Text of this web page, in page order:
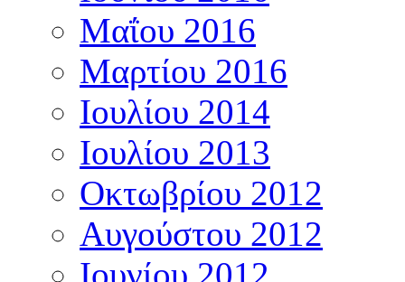
Μαΐου 2016
Μαρτίου 2016
Ιουλίου 2014
Ιουλίου 2013
Οκτωβρίου 2012
Αυγούστου 2012
Ιουνίου 2012